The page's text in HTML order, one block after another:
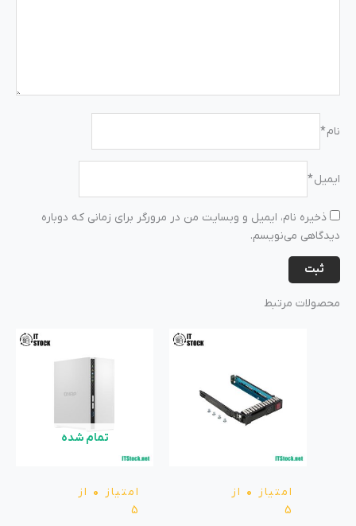
نام*
ایمیل*
ذخیره نام، ایمیل و وبسایت من در مرورگر برای زمانی که دوباره
دیدگاهی می‌نویسم.
محصولات مرتبط
امتیاز 0 از
5
تمام شده
امتیاز 0 از
5